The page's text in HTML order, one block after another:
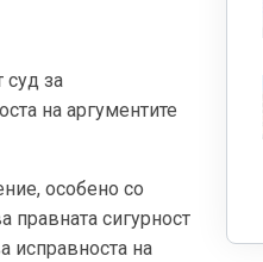
суд за
на аргументите
особено со
правната сигурност
исправноста на